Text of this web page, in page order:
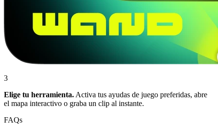
3
Elige tu herramienta. Activa tus ayudas de juego preferidas, abre
el mapa interactivo o graba un clip al instante.
FAQs